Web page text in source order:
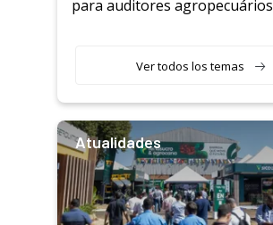
para auditores agropecuários
Ver todos los temas
Atualidades